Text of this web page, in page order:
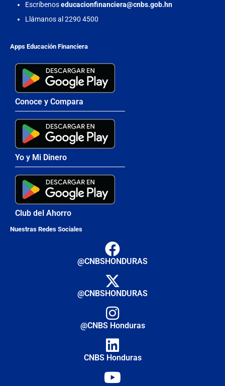
Escríbenoseducacionfinanciera@cnbs.gob.hn
Llámanos al 2290 4500
Apps Educación Financiera
Conoce y Compara
Yo y Mi Dinero
Club del Ahorro
Nuestras Redes Sociales
@CNBSHONDURAS
@CNBSHONDURAS
@CNBS Honduras
CNBS Honduras